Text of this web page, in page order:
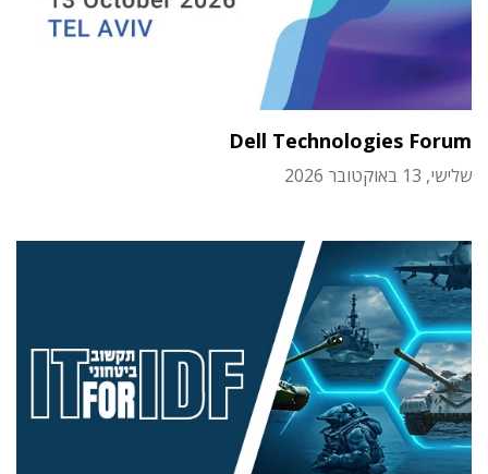
Dell Technologies Forum
שלישי, 13 באוקטובר 2026